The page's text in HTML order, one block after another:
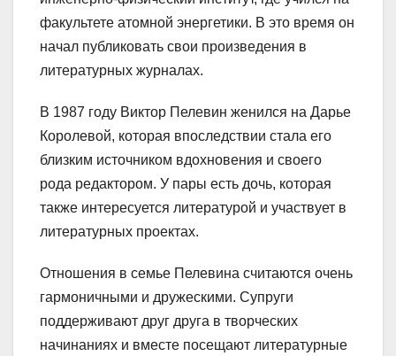
факультете атомной энергетики. В это время он
начал публиковать свои произведения в
литературных журналах.
В 1987 году Виктор Пелевин женился на Дарье
Королевой, которая впоследствии стала его
близким источником вдохновения и своего
рода редактором. У пары есть дочь, которая
также интересуется литературой и участвует в
литературных проектах.
Отношения в семье Пелевина считаются очень
гармоничными и дружескими. Супруги
поддерживают друг друга в творческих
начинаниях и вместе посещают литературные